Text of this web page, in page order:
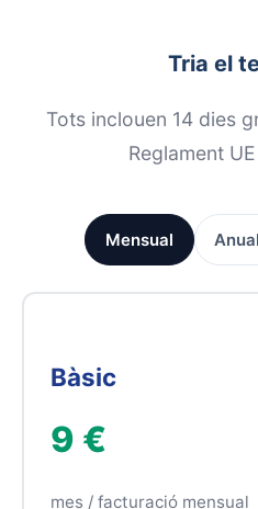
Tria el
Tots inclouen 14 dies
Reglament
Mensual
Bàsic
9 €
mes / facturació mensual